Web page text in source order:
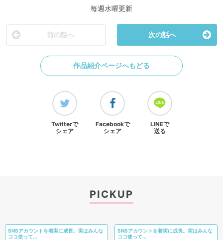
毎週水曜更新
前の話へ 次の話へ
作品紹介ページへもどる
Twitterで
シェア
Facebookで
シェア
LINEで
送る
PICKUP
SNSアカウントを着実に成長。実はみんな
ココ使って...
SNSアカウントを着実に成長。実はみんな
ココ使って...